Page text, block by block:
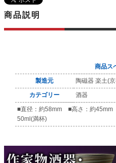
商品説明
商品ス
製造元
陶磁器 楽土(
カテゴリー
酒器
■直径：約58mm ■高さ：約
50ml(満杯)